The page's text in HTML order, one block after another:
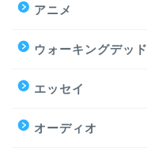
アニメ
ウォーキングデッド
エッセイ
オーディオ